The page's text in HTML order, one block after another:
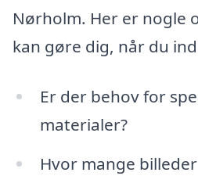
Nørholm. Her er nogle
kan gøre dig, når du
Er der behov for
materialer?
Hvor mange